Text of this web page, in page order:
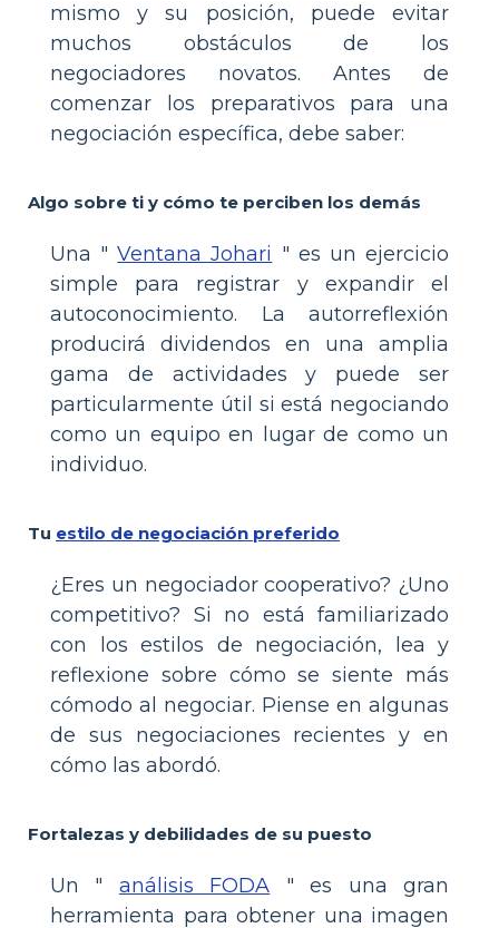
mismo y su posición, puede evitar
muchos obstáculos de los
negociadores novatos. Antes de
comenzar los preparativos para una
negociación específica, debe saber:
Algo sobre ti y cómo te perciben los demás
Una "Ventana Johari " es un ejercicio
simple para registrar y expandir el
autoconocimiento. La autorreflexión
producirá dividendos en una amplia
gama de actividades y puede ser
particularmente útil si está negociando
como un equipo en lugar de como un
individuo.
Tu estilo de negociación preferido
¿Eres un negociador cooperativo? ¿Uno
competitivo? Si no está familiarizado
con los estilos de negociación, lea y
reflexione sobre cómo se siente más
cómodo al negociar. Piense en algunas
de sus negociaciones recientes y en
cómo las abordó.
Fortalezas y debilidades de su puesto
Un " análisis FODA " es una gran
herramienta para obtener una imagen